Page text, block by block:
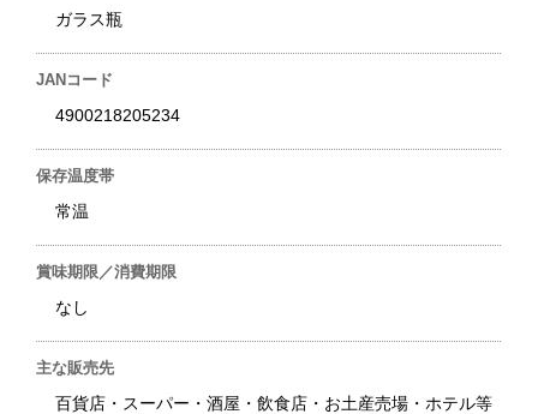
ガラス瓶
JANコード
4900218205234
保存温度帯
常温
賞味期限／消費期限
なし
主な販売先
百貨店・スーパー・酒屋・飲食店・お土産売場・ホテル等